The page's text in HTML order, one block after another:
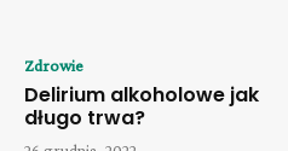
Zdrowie
Delirium alkoholowe jak
długo trwa?